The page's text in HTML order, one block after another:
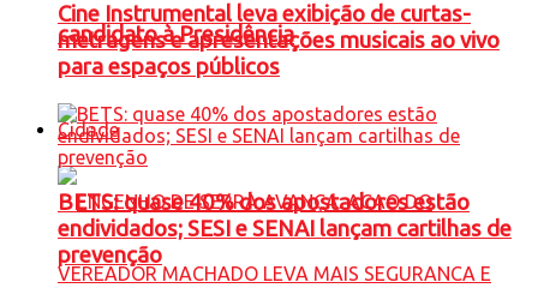
candidato à Presidência
Cidade
Cine Instrumental leva exibição de curtas-
metragens e apresentações musicais ao vivo
para espaços públicos
BETS: quase 40% dos apostadores estão
endividados; SESI e SENAI lançam cartilhas de
prevenção